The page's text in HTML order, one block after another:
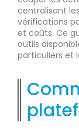
centralisant
vérifications
et coûts. Ce
outils
particuliers et